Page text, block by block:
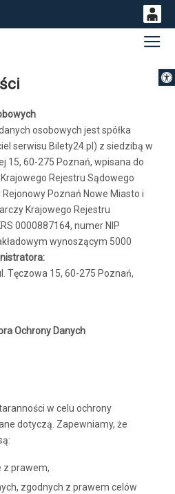
osobowych jest spółka
serwisu Bilety24.pl) z siedzibą w
15, 60-275 Poznań, wpisana do
Rejestru Sądowego
Poznań Nowe Miasto i
Krajowego Rejestru
0000887164, numer NIP
wynoszącym 5000
Tęczowa 15, 60-275 Poznań,
Ochrony Danych
w celu ochrony
dotyczą. Zapewniamy, że
z prawem,
zgodnych z prawem celów